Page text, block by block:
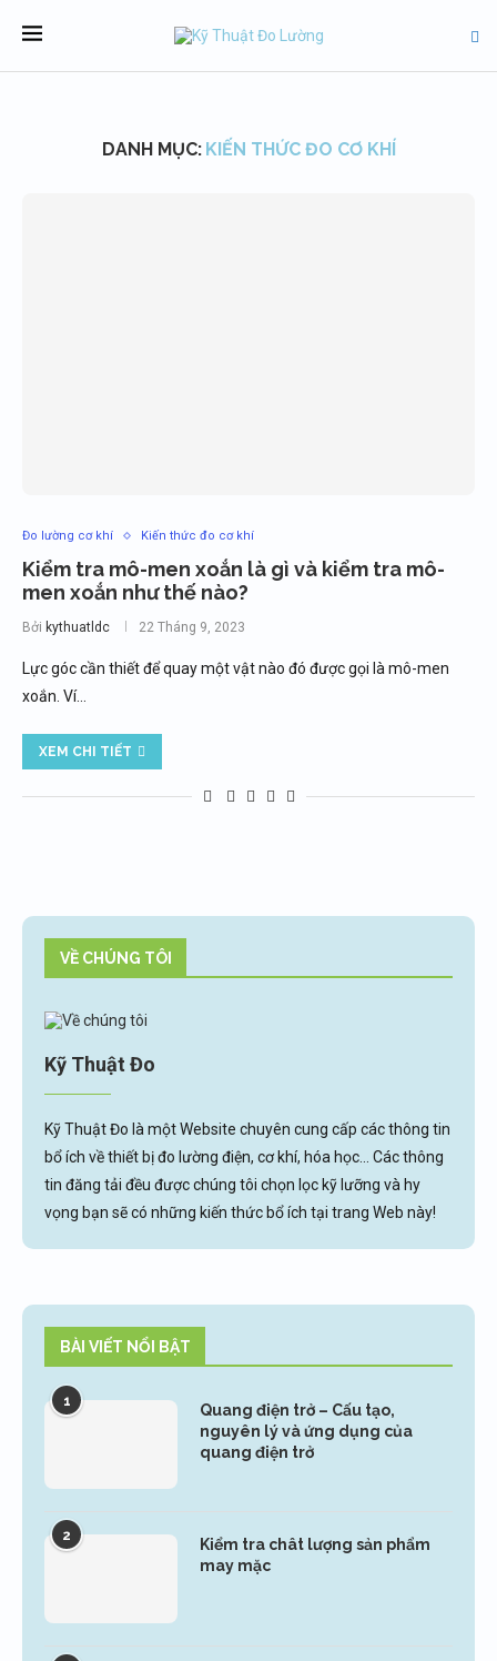
DANH MỤC: KIẾN THỨC ĐO CƠ KHÍ
Đo lường cơ khí Kiến thức đo cơ khí
Kiểm tra mô-men xoắn là gì và kiểm tra mô-
men xoắn như thế nào?
Bởi kythuatldc 22 Tháng 9, 2023
Lực góc cần thiết để quay một vật nào đó được gọi là mô-men
xoắn. Ví…
XEM CHI TIẾT
VỀ CHÚNG TÔI
Kỹ Thuật Đo
Kỹ Thuật Đo là một Website chuyên cung cấp các thông tin
bổ ích về thiết bị đo lường điện, cơ khí, hóa học... Các thông
tin đăng tải đều được chúng tôi chọn lọc kỹ lưỡng và hy
vọng bạn sẽ có những kiến thức bổ ích tại trang Web này!
BÀI VIẾT NỔI BẬT
1
Quang điện trở – Cấu tạo,
nguyên lý và ứng dụng của
quang điện trở
2
Kiểm tra chât lượng sản phẩm
may mặc